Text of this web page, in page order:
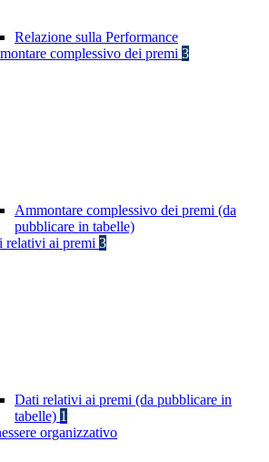
Relazione sulla Performance
complessivo dei premi 3
Ammontare complessivo dei premi (da
pubblicare in tabelle)
relativi ai premi 3
Dati relativi ai premi (da pubblicare in
tabelle) 1
organizzativo